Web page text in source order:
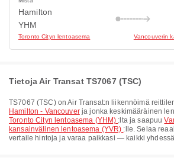
Hamilton
YHM
Toronto Cityn lentoasema Vancouverin
Tietoja Air Transat TS7067 (TSC)
TS7067 (TSC) onAir Transat:n liikennöimä
Hamilton - Vancouverja jonka keskimääräinen
Toronto Cityn lentoasema (YHM) :lta ja saapuu
kansainvälinen lentoasema (YVR) :lle. Selaa
vertaile hintoja ja varaa paikkasi — kaikki